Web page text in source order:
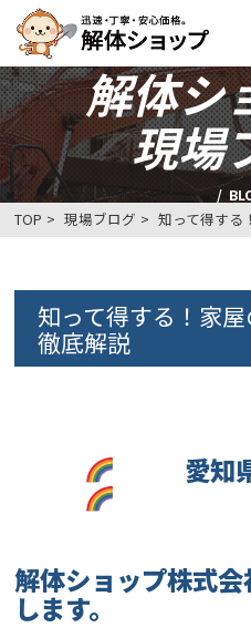
解体シ
現場
TOP
現場ブログ 知って得する
知って得する！家
徹底解説
愛知
解体ショップ株式
します。